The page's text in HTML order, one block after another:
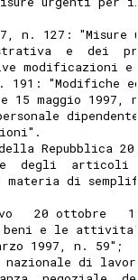
n. 127: "Misure
e  dei
modificazioni
191: "Modifiche
maggio 1997,
Repubblica
degli  articoli
di
20 ottobre
beni e le
1997, n. 59";
di